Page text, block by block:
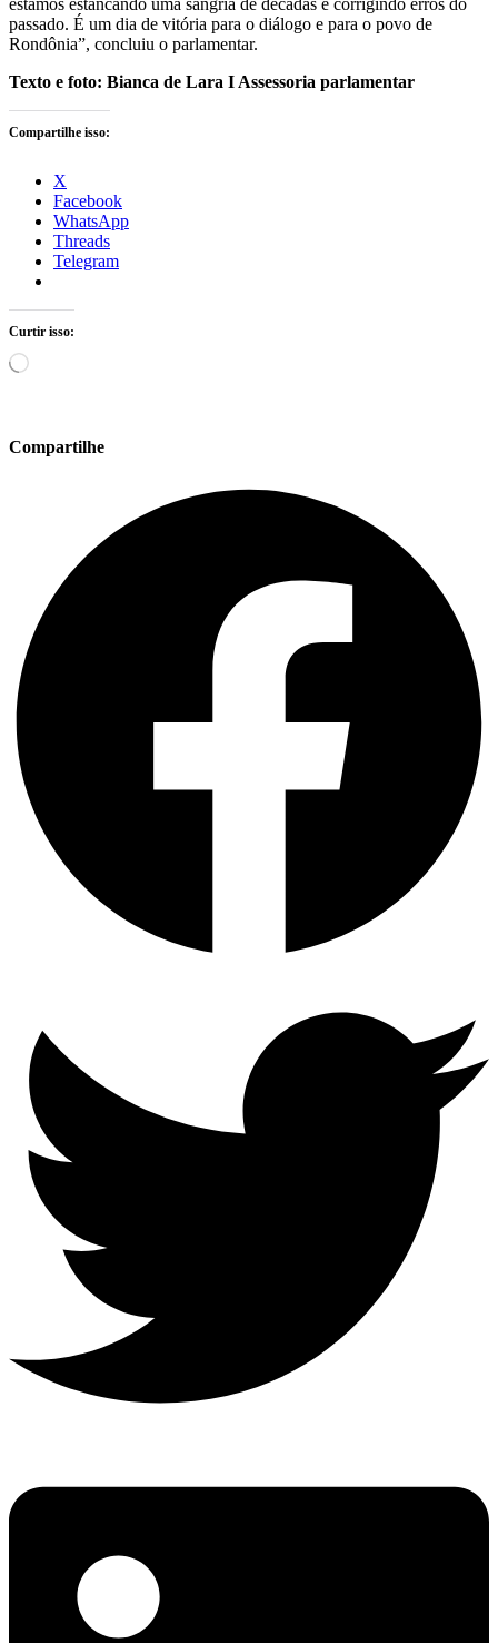
estamos estancando uma sangria de décadas e corrigindo erros do
passado. É um dia de vitória para o diálogo e para o povo de
Rondônia”, concluiu o parlamentar.
Texto e foto: Bianca de Lara I Assessoria parlamentar
Compartilhe isso:
X
Facebook
WhatsApp
Threads
Telegram
Curtir isso:
Carregando...
Compartilhe